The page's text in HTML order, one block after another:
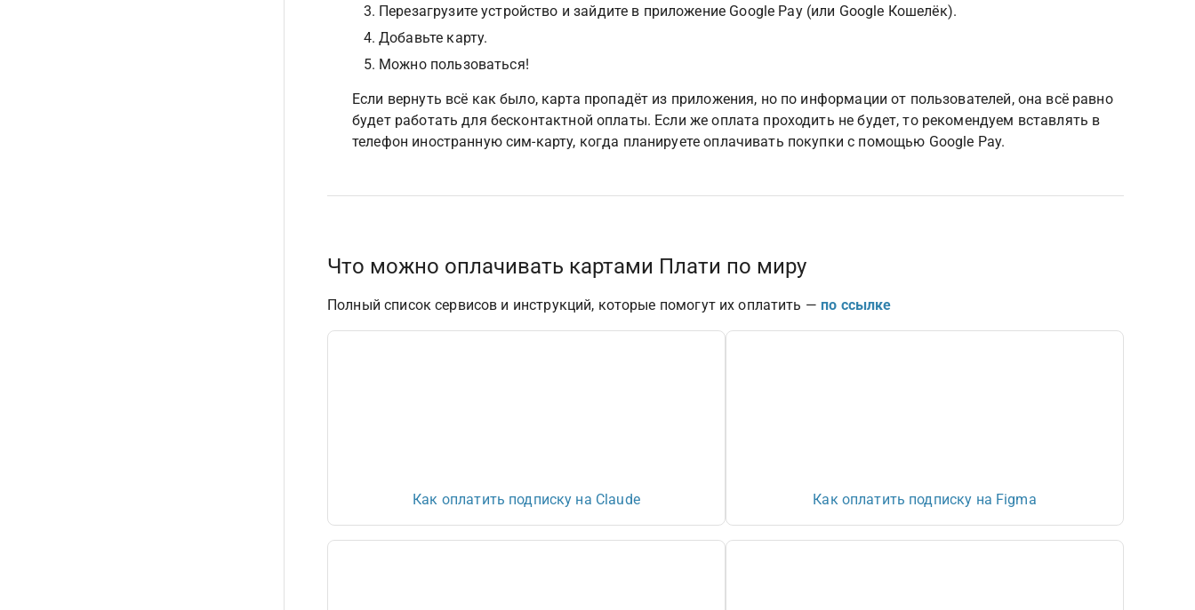
Перезагрузите устройство и зайдите в приложение Google Pay (или Google Кошелёк).
Добавьте карту.
Можно пользоваться!
Если вернуть всё как было, карта пропадёт из приложения, но по информации от пользователей, она всё равно
будет работать для бесконтактной оплаты. Если же оплата проходить не будет, то рекомендуем вставлять в
телефон иностранную сим-карту, когда планируете оплачивать покупки с помощью Google Pay.
Что можно оплачивать картами Плати по миру
Полный список сервисов и инструкций, которые помогут их оплатить — по ссылке
Как оплатить подписку на Claude Как оплатить подписку на Figma